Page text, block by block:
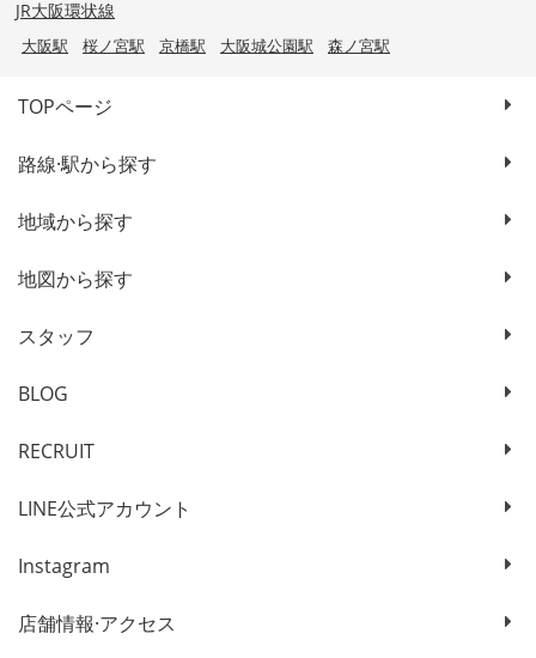
JR大阪環状線
大阪駅 桜ノ宮駅 京橋駅 大阪城公園駅 森ノ宮駅
TOPページ
路線·駅から探す
地域から探す
地図から探す
スタッフ
BLOG
RECRUIT
LINE公式アカウント
Instagram
店舗情報·アクセス